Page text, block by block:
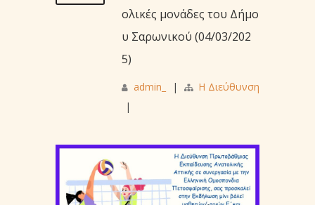
ολικές μονάδες του Δήμο
υ Σαρωνικού (04/03/202
5)
admin_ |
Η Διεύθυνση
|